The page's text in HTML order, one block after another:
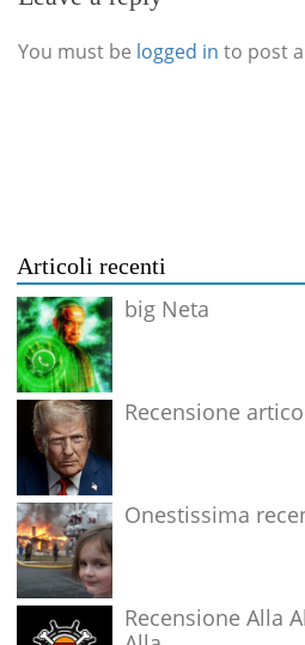
You must be logged in to post
Articoli recenti
big Neta
Recensione
Onestissima
Recensione Alla